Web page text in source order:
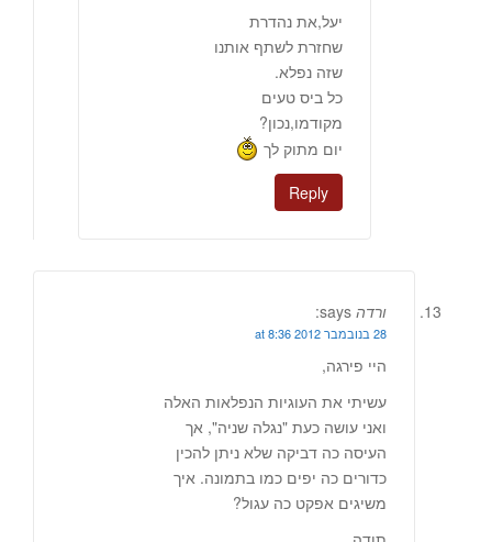
יעל,את נהדרת
שחזרת לשתף אותנו
שזה נפלא.
כל ביס טעים
מקודמו,נכון?
יום מתוק לך
Reply
ורדה says:
28 בנובמבר 2012 at 8:36
היי פירגה,
עשיתי את העוגיות הנפלאות האלה
ואני עושה כעת "נגלה שניה", אך
העיסה כה דביקה שלא ניתן להכין
כדורים כה יפים כמו בתמונה. איך
משיגים אפקט כה עגול?